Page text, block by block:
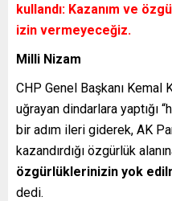
kullandı: Kazanım ve
izin vermeyeceğiz.
Milli Nizam
CHP Genel Başkanı Kemal
uğrayan dindarlara yaptığı
bir adım ileri giderek, AK
kazandırdığı özgürlük
özgürlüklerinizin yok
dedi.